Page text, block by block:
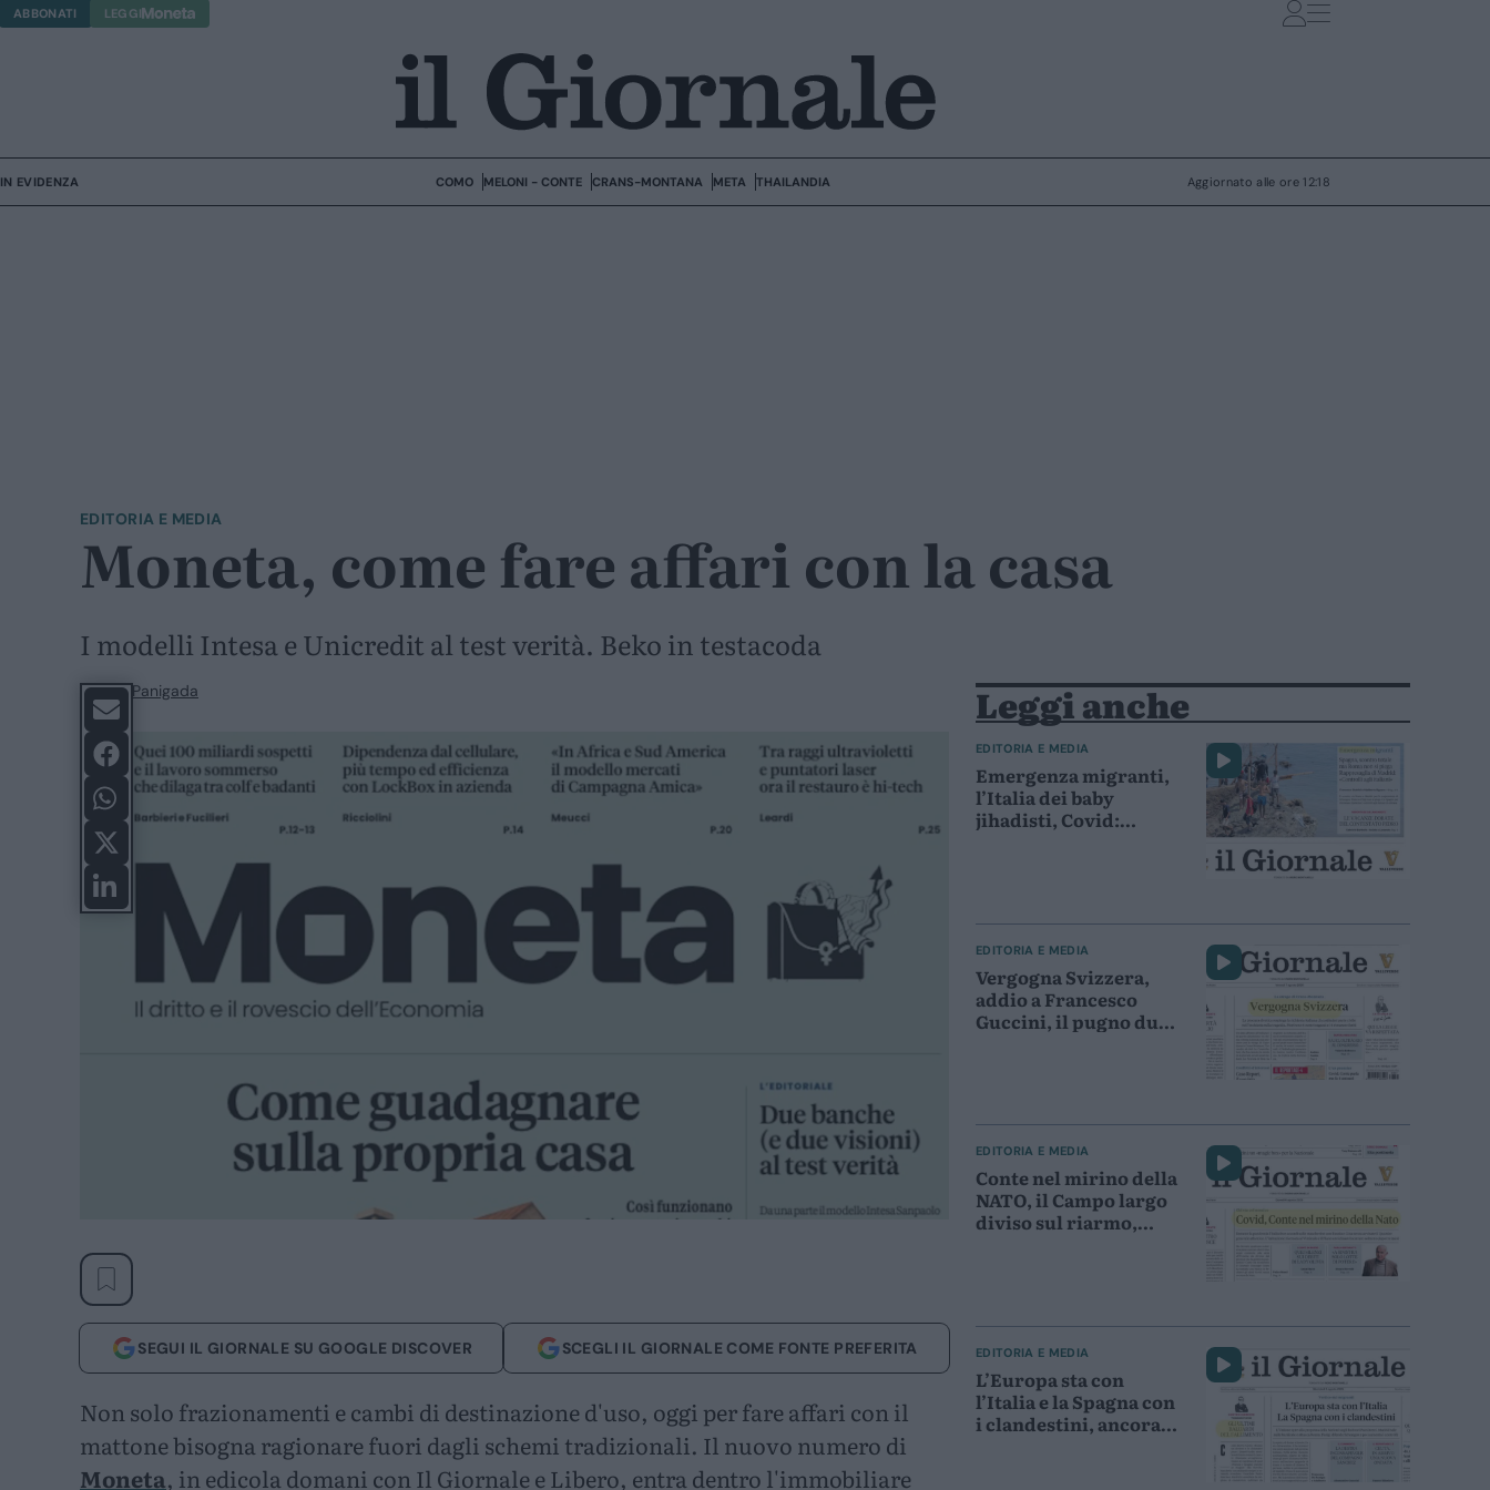
ABBONATI LEGGI
IN EVIDENZA COMO MELONI - CONTE CRANS-MONTANA META THAILANDIA Aggiornato alle ore 12:18
EDITORIA E MEDIA
Moneta, come fare affari con la casa
I modelli Intesa e Unicredit al test verità. Beko in testacoda
SHARE-BAR-BLOCK.SHARE-BUTTON-ARIA-LABEL
SHARE-BAR-BLOCK.SHARE-BUTTON-ARIA-LABEL
SHARE-BAR-BLOCK.SHARE-BUTTON-ARIA-LABEL
SHARE-BAR-BLOCK.SHARE-BUTTON-ARIA-LABEL
SHARE-BAR-BLOCK.SHARE-BUTTON-ARIA-LABEL
Valeria Panigada
SEGUI IL GIORNALE SU GOOGLE DISCOVER SCEGLI IL GIORNALE COME FONTE PREFERITA
Non solo frazionamenti e cambi di destinazione d'uso, oggi per fare affari con il
mattone bisogna ragionare fuori dagli schemi tradizionali. Il nuovo numero di
Moneta, in edicola domani con Il Giornale e Libero, entra dentro l'immobiliare
Leggi anche
EDITORIA E MEDIA
Emergenza migranti,
l’Italia dei baby
jihadisti, Covid:
EDITORIA E MEDIA
Vergogna Svizzera,
addio a Francesco
Guccini, il pugno duro
EDITORIA E MEDIA
Conte nel mirino della
NATO, il Campo largo
diviso sul riarmo,
EDITORIA E MEDIA
L’Europa sta con
l’Italia e la Spagna con
i clandestini, ancora